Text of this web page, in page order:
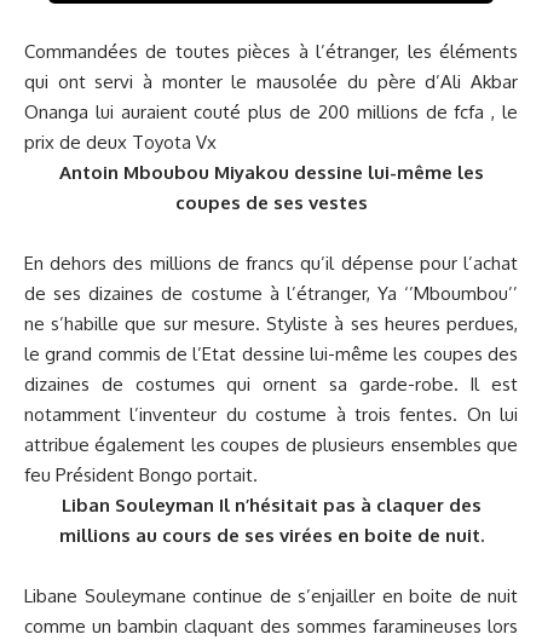
Commandées de toutes pièces à l’étranger, les éléments
qui ont servi à monter le mausolée du père d’Ali Akbar
Onanga lui auraient couté plus de 200 millions de fcfa , le
prix de deux Toyota Vx
Antoin Mboubou Miyakou dessine lui-même les
coupes de ses vestes
En dehors des millions de francs qu’il dépense pour l’achat
de ses dizaines de costume à l’étranger, Ya ‘’Mboumbou’’
ne s’habille que sur mesure. Styliste à ses heures perdues,
le grand commis de l’Etat dessine lui-même les coupes des
dizaines de costumes qui ornent sa garde-robe. Il est
notamment l’inventeur du costume à trois fentes. On lui
attribue également les coupes de plusieurs ensembles que
feu Président Bongo portait.
Liban Souleyman Il n’hésitait pas à claquer des
millions au cours de ses virées en boite de nuit.
Libane Souleymane continue de s’enjailler en boite de nuit
comme un bambin claquant des sommes faramineuses lors